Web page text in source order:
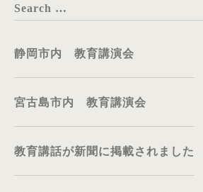
Search …
静岡市内 教育講演会
宮古島市内 教育講演会
教育講話が新聞に掲載されました